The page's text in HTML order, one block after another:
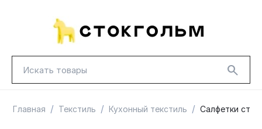
Главная / Текстиль / Кухонный текстиль / Салфетки